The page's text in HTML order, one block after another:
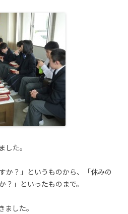
した。
か？」というものから、「休みの
？」といったものまで。
した。